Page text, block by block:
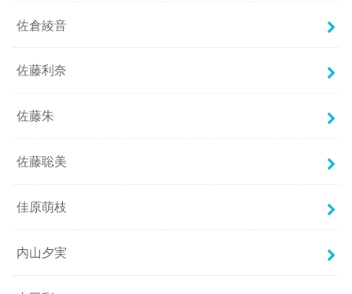
佐倉綾音
佐藤利奈
佐藤朱
佐藤聡美
佳原萌枝
内山夕実